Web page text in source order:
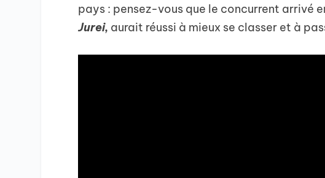
pays : pensez-vous que le concurrent arrivé
Jurei, aurait réussi à mieux se classer et à